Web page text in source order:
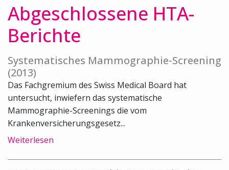
Abgeschlossene HTA-
Berichte
Systematisches Mammographie-Screening
(2013)
Das Fachgremium des Swiss Medical Board hat
untersucht, inwiefern das systematische
Mammographie-Screenings die vom
Krankenversicherungsgesetz...
Weiterlesen